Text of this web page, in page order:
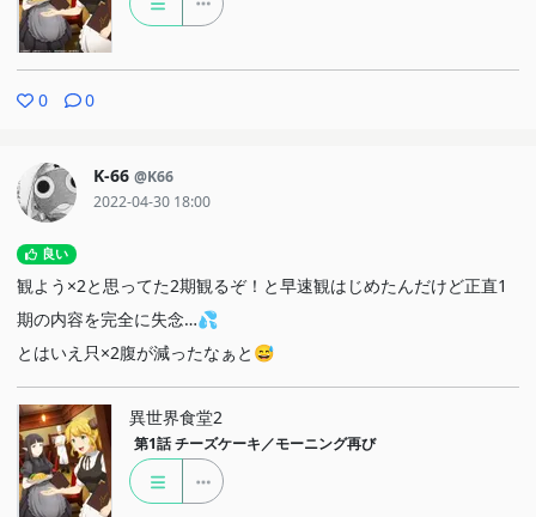
0 0
K-66 @K66
2022-04-30 18:00
良い
観よう×2と思ってた2期観るぞ！と早速観はじめたんだけど正直1
期の内容を完全に失念…💦
とはいえ只×2腹が減ったなぁと😅
異世界食堂2
第1話 チーズケーキ／モーニング再び